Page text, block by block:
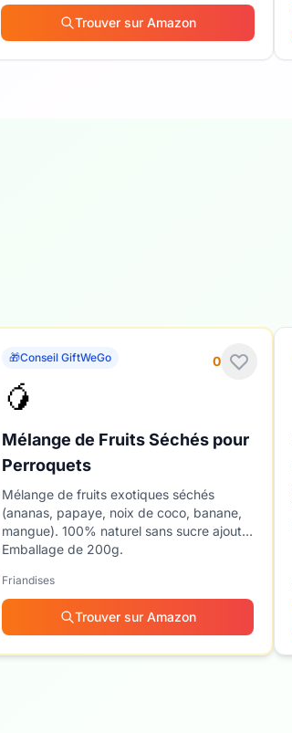
Trouver sur Amazon
0
🎁Conseil GiftWeGo
🥭
Mélange de Fruits Séchés pour
Perroquets
Mélange de fruits exotiques séchés
(ananas, papaye, noix de coco, banane,
mangue). 100% naturel sans sucre ajouté.
Emballage de 200g.
Friandises
Trouver sur Amazon